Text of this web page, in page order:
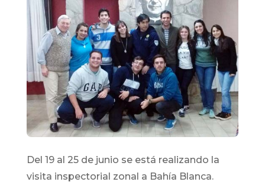
Del 19 al 25 de junio se está realizando la
visita inspectorial zonal a Bahía Blanca.